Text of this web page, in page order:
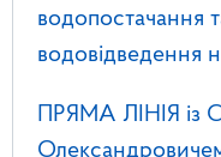
водопостачання
водовідведення
ПРЯМА ЛІНІЯ із